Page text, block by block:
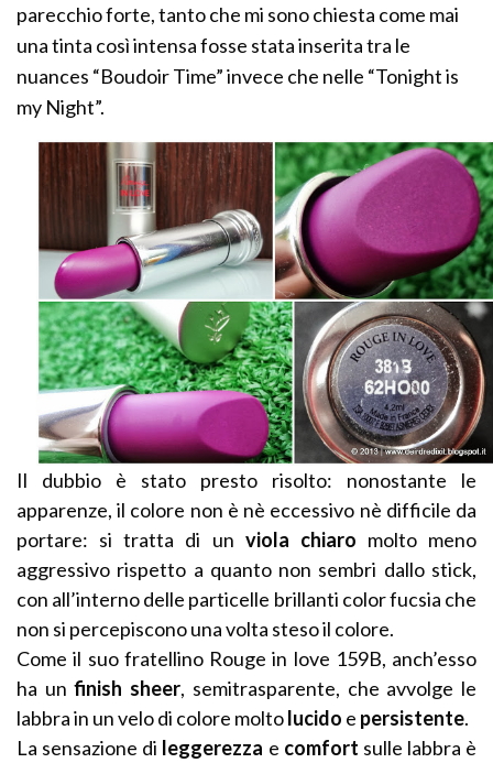
parecchio forte, tanto che mi sono chiesta come mai
una tinta così intensa fosse stata inserita tra le
nuances “Boudoir Time” invece che nelle “Tonight is
my Night”.
Il dubbio è stato presto risolto: nonostante le
apparenze, il colore non è nè eccessivo nè difficile da
portare: si tratta di un viola chiaro molto meno
aggressivo rispetto a quanto non sembri dallo stick,
con all’interno delle particelle brillanti color fucsia che
non si percepiscono una volta steso il colore.
Come il suo fratellino Rouge in love 159B, anch’esso
ha unfinish sheer, semitrasparente, che avvolge le
labbra in un velo di colore moltolucido e persistente.
La sensazione di leggerezza e comfort sulle labbra è